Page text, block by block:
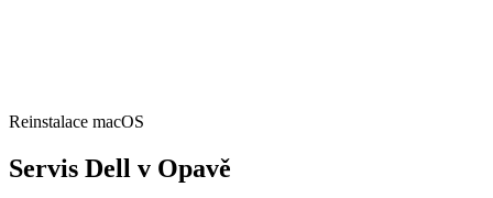
Reinstalace macOS
Servis Dell v Opavě